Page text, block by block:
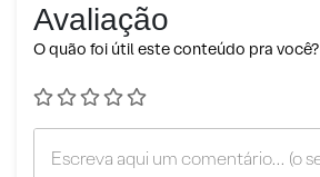
Avaliação
O quão foi útil este conteúdo pra você?